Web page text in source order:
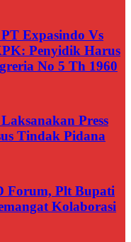
Expasindo Vs
Penyidik Harus
No 5 Th 1960
Press
Tindak Pidana
Forum, Plt Bupati
Kolaborasi